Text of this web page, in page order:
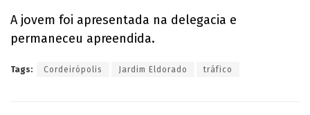
A jovem foi apresentada na delegacia e
permaneceu apreendida.
Tags: Cordeirópolis Jardim Eldorado tráfico